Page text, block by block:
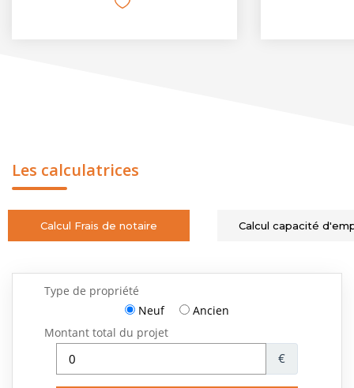
Les calculatrices
Calcul Frais de notaire Calcul capacité